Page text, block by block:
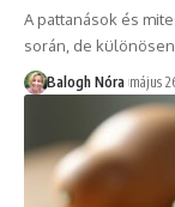
A pattanások és
során, de
Balogh Nóra május